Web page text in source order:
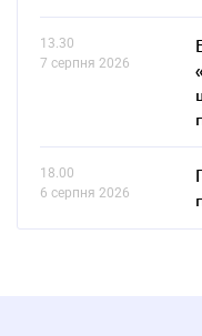
13.30
7 серпня 2026
18.00
6 серпня 2026